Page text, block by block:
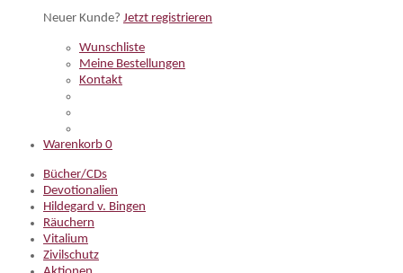
Neuer Kunde? Jetzt registrieren
Wunschliste
Meine Bestellungen
Kontakt
Warenkorb 0
Bücher/CDs
Devotionalien
Hildegard v. Bingen
Räuchern
Vitalium
Zivilschutz